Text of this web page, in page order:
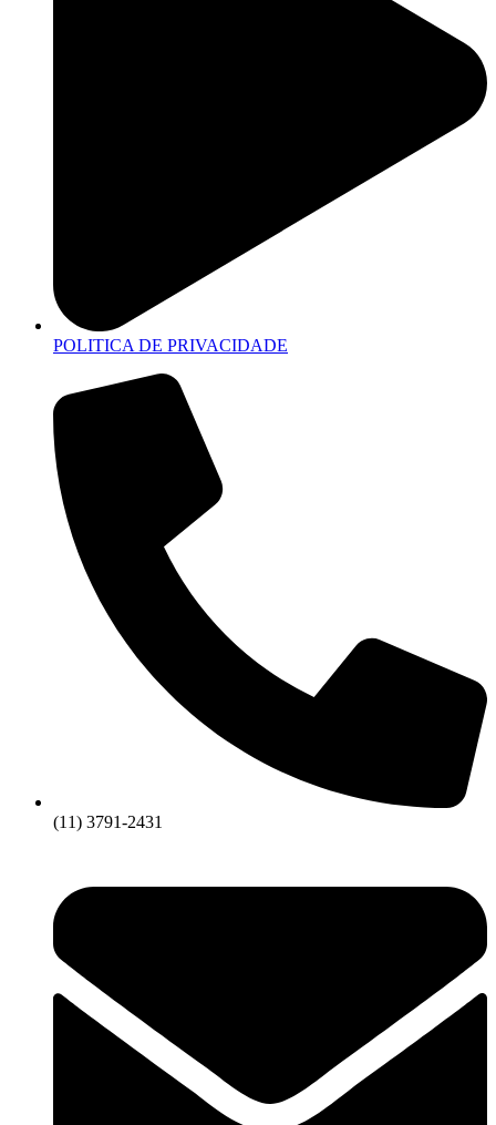
POLITICA DE PRIVACIDADE
(11) 3791-2431